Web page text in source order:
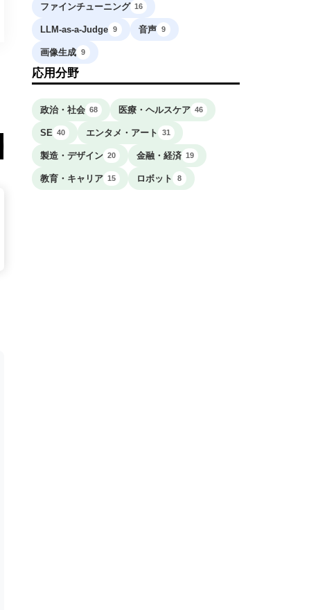
ファインチューニング 16
LLM-as-a-Judge 9 音声 9
画像生成 9
応用分野
政治・社会 68 医療・ヘルスケア 46
SE 40 エンタメ・アート 31
製造・デザイン 20 金融・経済 19
教育・キャリア 15 ロボット 8